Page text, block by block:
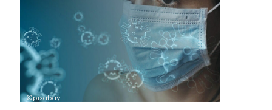
©pixabay